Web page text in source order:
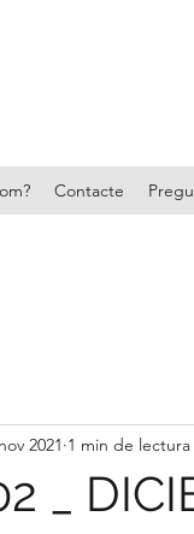
Contacte
_
2021 1 min de lectura